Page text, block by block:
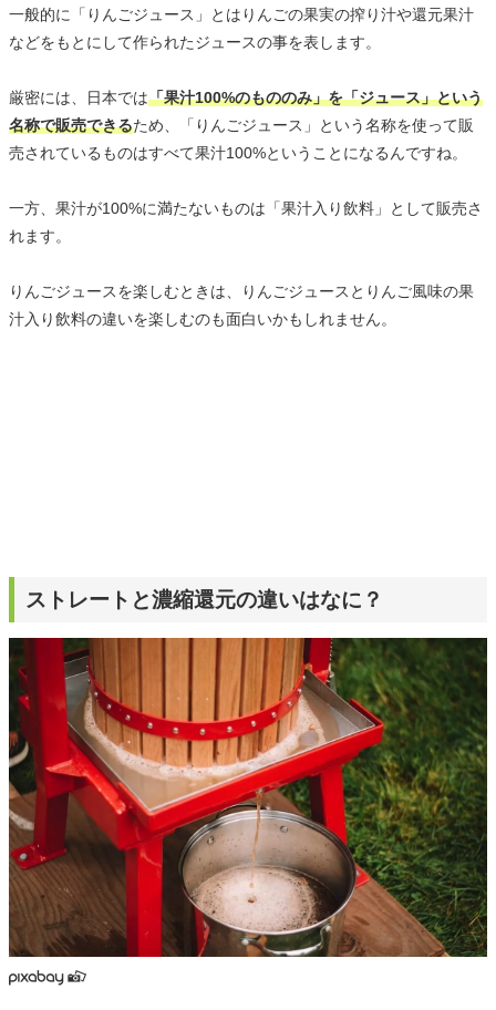
一般的に「りんごジュース」とはりんごの果実の搾り汁や還元果汁
などをもとにして作られたジュースの事を表します。
厳密には、日本では「果汁100%のもののみ」を「ジュース」という
名称で販売できるため、「りんごジュース」という名称を使って販
売されているものはすべて果汁100%ということになるんですね。
一方、果汁が100%に満たないものは「果汁入り飲料」として販売さ
れます。
りんごジュースを楽しむときは、りんごジュースとりんご風味の果
汁入り飲料の違いを楽しむのも面白いかもしれません。
ストレートと濃縮還元の違いはなに？